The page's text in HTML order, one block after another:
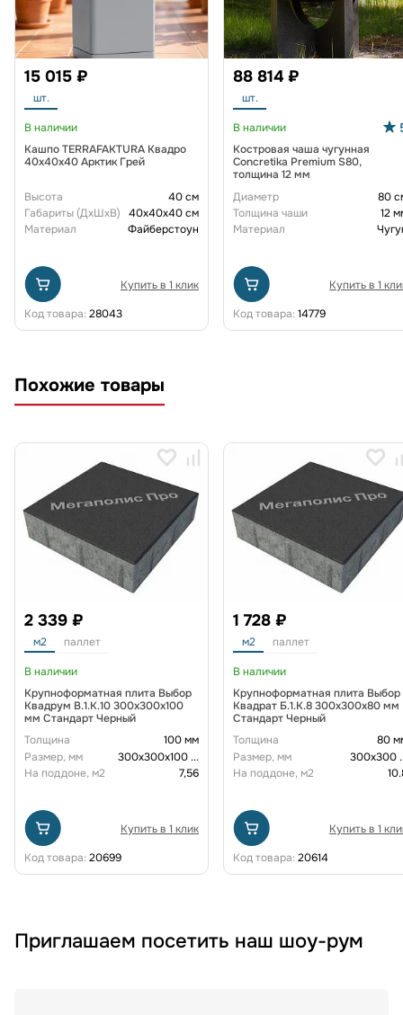
15 015 ₽
шт.
В наличии
Кашпо TERRAFAKTURA Квадро
40x40x40 Арктик Грей
Высота
40 см
Габариты (ДxШxВ)
40x40x40 см
Материал
Файберстоун
Купить в 1 клик
Код товара: 28043
88 814 ₽
шт.
В наличии
Костровая чаша чугунная
Concretika Premium S80,
толщина 12 мм
Диаметр
80
Толщина чаши
12
Материал
Купить в 1
Код товара: 14779
Похожие товары
2 339 ₽
м2 паллет
В наличии
Крупноформатная плита Выбор
Квадрум В.1.К.10 300х300х100
мм Стандарт Черный
Толщина
100 мм
Размер, мм
300х300х100...
На поддоне, м2
7,56
Купить в 1 клик
Код товара: 20699
1 728 ₽
м2 паллет
В наличии
Крупноформатная плита Выбор
Квадрат Б.1.К.8 300х300х80 мм
Стандарт Черный
Толщина
80
Размер, мм
300х300
На поддоне, м2
Купить в 1
Код товара: 20614
Приглашаем посетить наш шоу-рум